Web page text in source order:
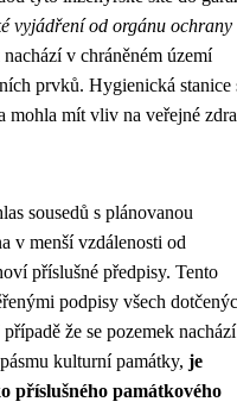
vyjádření od orgánu ochrany
v chráněném území
prvků. Hygienická stanice
mohla mít vliv na veřejné
sousedů s plánovanou
v menší vzdálenosti od
příslušné předpisy. Tento
podpisy všech
že se pozemek
kulturní památky, je
příslušného památkového